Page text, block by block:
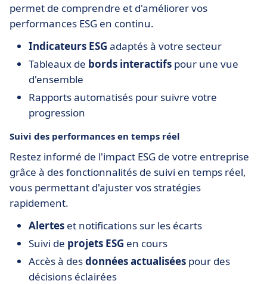
permet de comprendre et d'améliorer vos
performances ESG en continu.
Indicateurs ESG adaptés à votre secteur
Tableaux de bords interactifs pour une vue
d'ensemble
Rapports automatisés pour suivre votre
progression
Suivi des performances en temps réel
Restez informé de l'impact ESG de votre entreprise
grâce à des fonctionnalités de suivi en temps réel,
vous permettant d'ajuster vos stratégies
rapidement.
Alertes et notifications sur les écarts
Suivi de projets ESG en cours
Accès à desdonnées actualisées pour des
décisions éclairées